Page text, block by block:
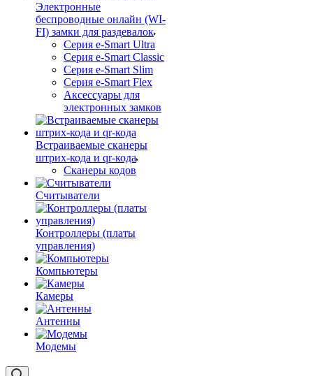
Электронные
беспроводные онлайн (WI-
FI) замки для раздевалок
Серия e-Smart Ultra
Серия e-Smart Classic
Серия e-Smart Slim
Серия e-Smart Flex
Аксессуары для
электронных замков
Встраиваемые сканеры
штрих-кода и qr-кода
Сканеры кодов
Считыватели
Контроллеры (платы
управления)
Компьютеры
Камеры
Антенны
Модемы